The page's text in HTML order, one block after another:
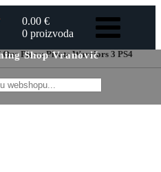
0.00 €
0 proizvoda
Shop Vranović
Piece: Pirate Warriors 3 PS4